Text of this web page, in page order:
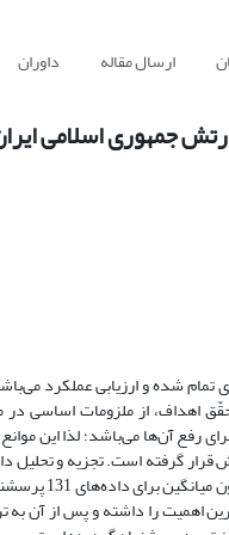
ارسال مقاله داوران
جمهوری اسلامی
تمام شده و ارزیابی عملکرد
اهداف، از ملزومات اساسی
آن‌ها می‌باشد؛ لذا این
است. تجزیه و تحلیل
را داشته و پس از آن به